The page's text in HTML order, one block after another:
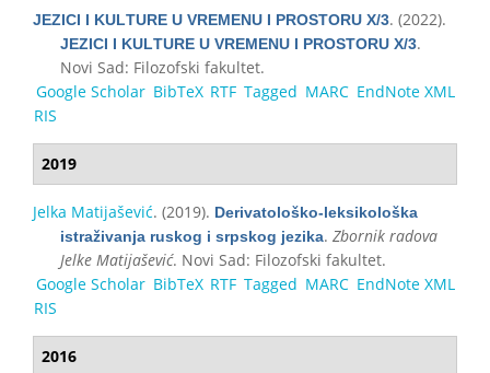
ЈЕZICI I KULТURЕ U VRЕМЕNU I PRОSТОRU X/3. (2022).
ЈЕZICI I KULТURЕ U VRЕМЕNU I PRОSТОRU X/3.
Novi Sad: Filozofski fakultet.
Google Scholar BibTeX RTF Tagged MARC EndNote XML
RIS
2019
Jelka Matijašević. (2019). Derivatološko-leksikološka
istraživanja ruskog i srpskog jezika. Zbornik radova
Jelke Matijašević. Novi Sad: Filozofski fakultet.
Google Scholar BibTeX RTF Tagged MARC EndNote XML
RIS
2016